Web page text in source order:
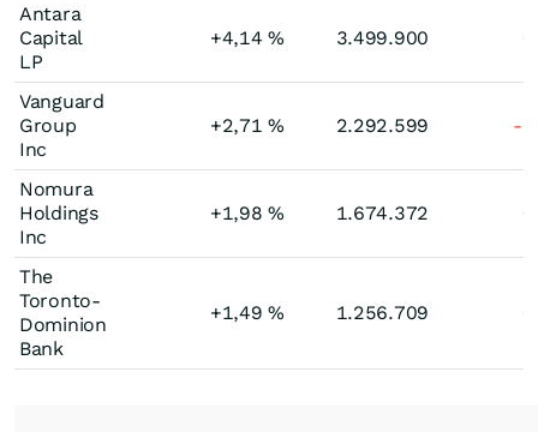
Antara
Capital
LP
+4,14% 3.499.900
Vanguard
Group
Inc
+2,71% 2.292.599 -
Nomura
Holdings
Inc
+1,98% 1.674.372
The
Toronto-
Dominion
Bank
+1,49% 1.256.709